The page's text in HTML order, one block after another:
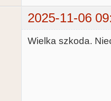
2025-11-06
Wielka szkoda.